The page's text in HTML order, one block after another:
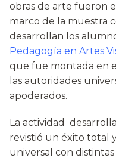
obras de arte fueron
marco de la muestra
desarrollan los
Pedagogía en Artes
que fue montada en
las autoridades
apoderados.
La actividad
revistió un éxito total
universal con distintas